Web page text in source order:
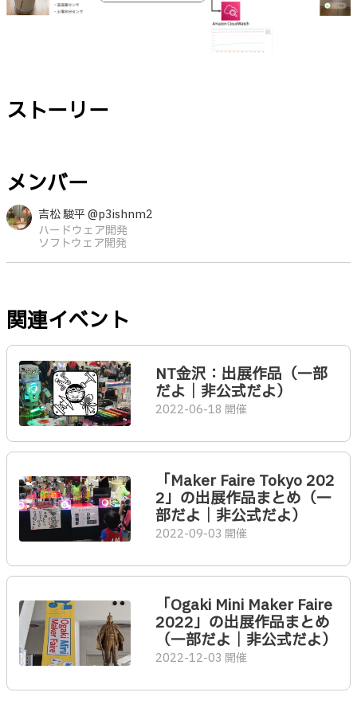
ストーリー
メンバー
吉松 駿平 @p3ishnm2
ハードウェア開発
ソフトウェア開発
関連イベント
NT金沢：出展作品（一部
だよ｜非公式だよ）
2022-06-18 開催
「Maker Faire Tokyo 202
2」の出展作品まとめ（一
部だよ｜非公式だよ）
2022-09-03 開催
「Ogaki Mini Maker Faire
2022」の出展作品まとめ
（一部だよ｜非公式だよ）
2022-12-03 開催